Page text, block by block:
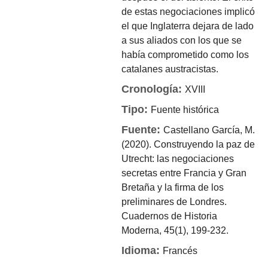
de estas negociaciones implicó
el que Inglaterra dejara de lado
a sus aliados con los que se
había comprometido como los
catalanes austracistas.
Cronología:XVIII
Tipo: Fuente histórica
Fuente:Castellano García, M.
(2020). Construyendo la paz de
Utrecht: las negociaciones
secretas entre Francia y Gran
Bretaña y la firma de los
preliminares de Londres.
Cuadernos de Historia
Moderna, 45(1), 199-232.
Idioma: Francés